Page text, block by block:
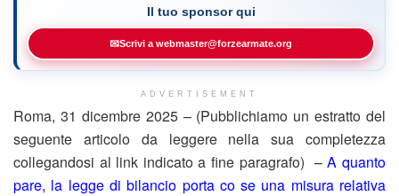
Il tuo sponsor qui
✉Scrivi a webmaster@forzearmate.org
ADVERTISEMENT
Roma, 31 dicembre 2025 – (Pubblichiamo un estratto del
seguente articolo da leggere nella sua completezza
collegandosi al link indicato a fine paragrafo) –A quanto
pare, la legge di bilancio porta co se una misura relativa